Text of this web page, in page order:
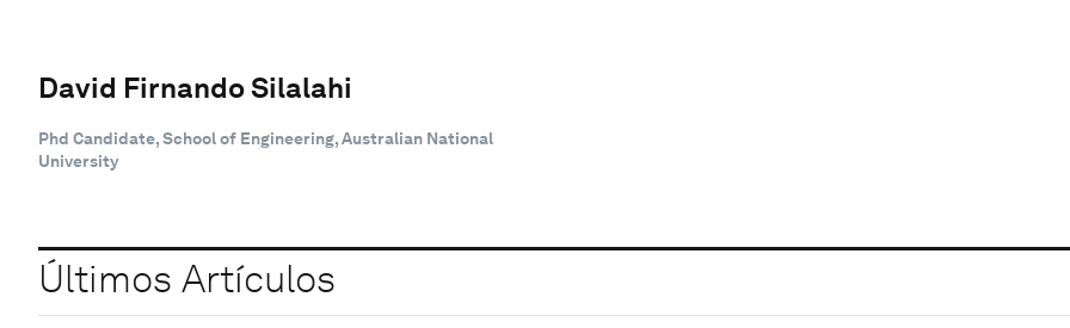
David Firnando Silalahi
Phd Candidate, School of Engineering, Australian National
University
Últimos Artículos